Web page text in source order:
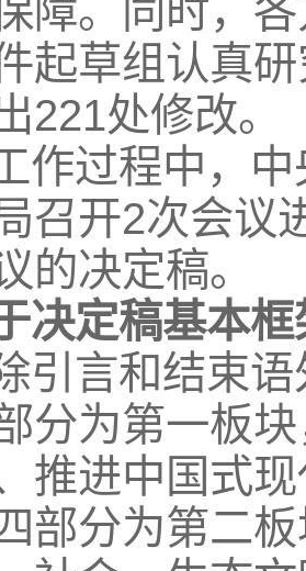
障。同时，
起草组认真
221处修改。
作过程中，
召开2次会议
的决定稿。
决定稿基本
引言和结束
分为第一板
推进中国式
部分为第二